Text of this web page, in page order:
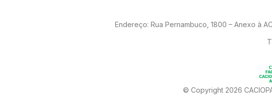
Endereço: Rua Pernambuco, 1800 – Anexo à
© Copyright 2026